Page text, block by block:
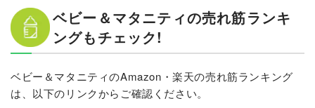
ベビー＆マタニティの売れ筋ランキ
ングもチェック!
ベビー＆マタニティのAmazon・楽天の売れ筋ランキング
は、以下のリンクからご確認ください。